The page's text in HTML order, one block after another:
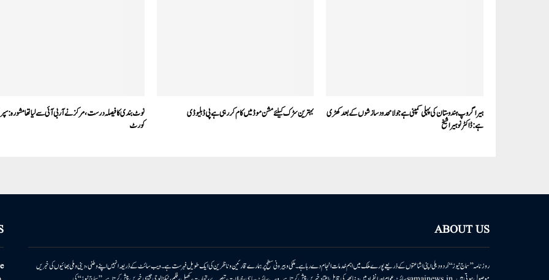
ہیرا گروپ ہندوستان کی پہلی کمپنی ہےجو لا محدود سازشوں کے بعد کھڑی
ہے:ڈاکٹر نوہیرا شیخ
بہترین سڑک کیلئے مشن موڈ میں کام کر رہی ہے پی ڈبلیو ڈی
نوٹ بندی کا فیصلہ درست، مرکز نے آربی آئی سے لیا تھا
کورٹ
ABOUT US
روزنامہ ’’سماج نیوز‘‘ اُردو دہلی اپنی اشاعتوں کے ذریعے پورے ملک میں اہم خدمات انجام دے رہا ہے۔ ملکی وبیرونی سطح پر ہمارے قارئین وناظرین کی ایک طویل فہرست ہے۔ ویب سائٹ کے ذریعہ انہیں اپنے وطنی، دینی وملی بھائیوں کی خبریں